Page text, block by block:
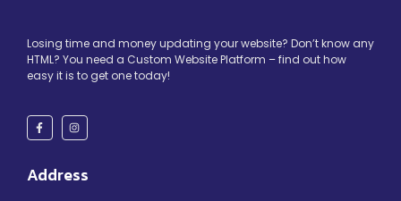
Losing time and money updating your website? Don’t know any
HTML? You need a Custom Website Platform – find out how
easy it is to get one today!
Address